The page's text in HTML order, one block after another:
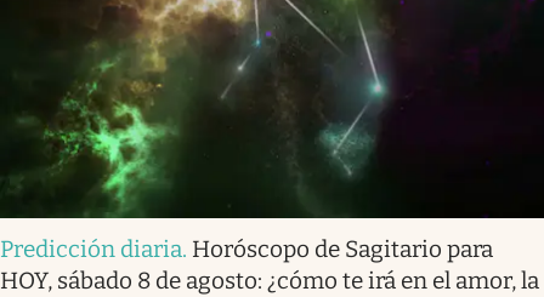
Predicción diaria. Horóscopo de Sagitario para
HOY, sábado 8 de agosto: ¿cómo te irá en el amor, la